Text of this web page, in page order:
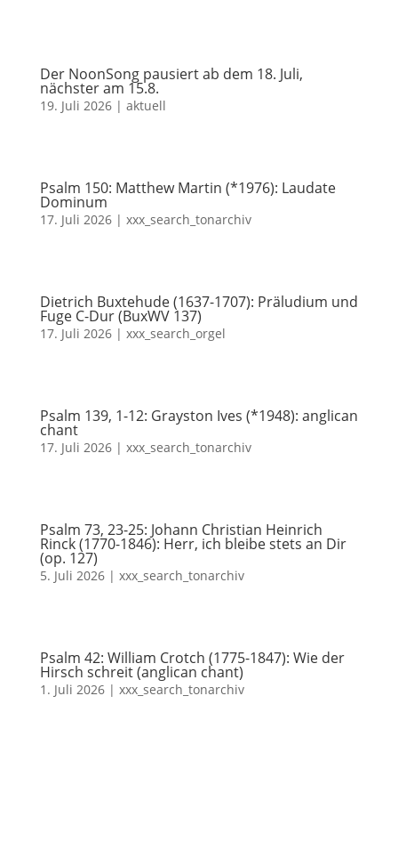
Der NoonSong pausiert ab dem 18. Juli,
nächster am 15.8.
19. Juli 2026| aktuell
Psalm 150: Matthew Martin (*1976): Laudate
Dominum
17. Juli 2026| xxx_search_tonarchiv
Dietrich Buxtehude (1637-1707): Präludium und
Fuge C-Dur (BuxWV 137)
17. Juli 2026| xxx_search_orgel
Psalm 139, 1-12: Grayston Ives (*1948): anglican
chant
17. Juli 2026| xxx_search_tonarchiv
Psalm 73, 23-25: Johann Christian Heinrich
Rinck (1770-1846): Herr, ich bleibe stets an Dir
(op. 127)
5. Juli 2026| xxx_search_tonarchiv
Psalm 42: William Crotch (1775-1847): Wie der
Hirsch schreit (anglican chant)
1. Juli 2026| xxx_search_tonarchiv